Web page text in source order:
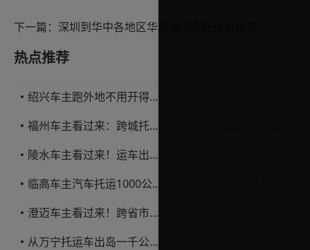
下一篇： 深圳到华中各地区华夏通汽车托运价格表
热点推荐
绍兴车主跑外地不用开得累？这份汽车托运实用指南收好不亏
福州车主看过来：跨城托运1000公里，这笔账要怎么算才不亏
陵水车主看过来！运车出岛一千公里，这笔账得这么算
临高车主汽车托运1000公里省钱避坑指南
澄迈车主看过来！跨省市托运私家车，这些账得算明白
从万宁托运车出岛一千公里，这笔钱该怎么花才不踩坑